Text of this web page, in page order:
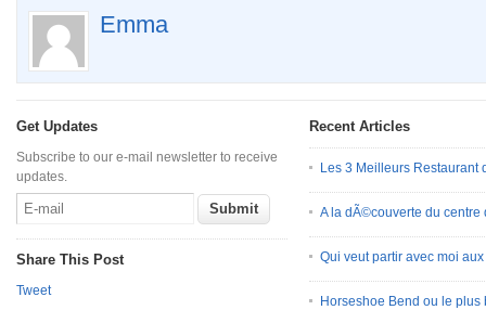
Emma
Get Updates
Subscribe to our e-mail newsletter to receive
updates.
Share This Post
Tweet
Recent Articles
Les 3 Meilleurs Restaurant
A la dÃ©couverte du centre
Qui veut partir avec moi
Horseshoe Bend ou le plus